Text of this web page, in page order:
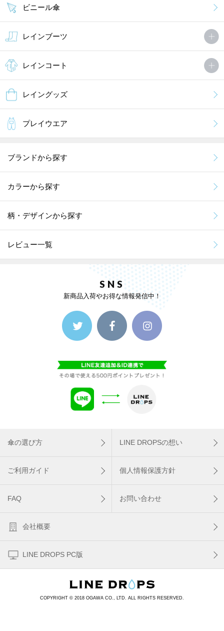
機会がなく残念です。私が使いたいくらい可愛い。
ビニール傘
レインブーツ
レインコート
レイングッズ
プレイウエア
ブランドから探す
カラーから探す
柄・デザインから探す
レビュー一覧
SNS
新商品入荷やお得な情報発信中！
傘の選び方 LINE DROPSの想い
ご利用ガイド 個人情報保護方針
FAQ お問い合わせ
会社概要
LINE DROPS PC版
COPYRIGHT © 2018 OGAWA CO., LTD. ALL RIGHTS RESERVED.